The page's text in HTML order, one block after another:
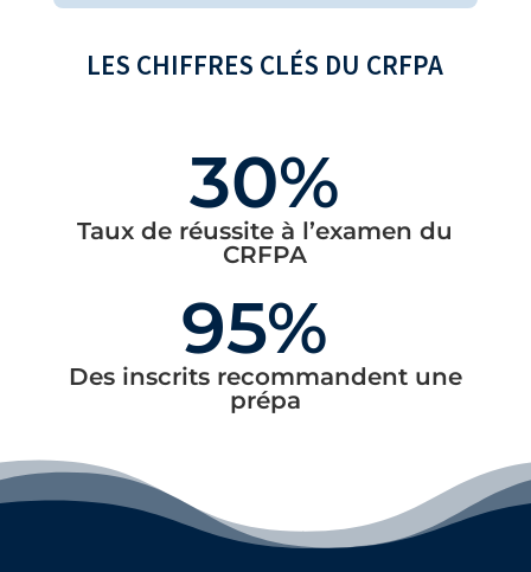
LES CHIFFRES CLÉS DU CRFPA
30%
Taux de réussite à l’examen du
CRFPA
95%
Des inscrits recommandent une
prépa